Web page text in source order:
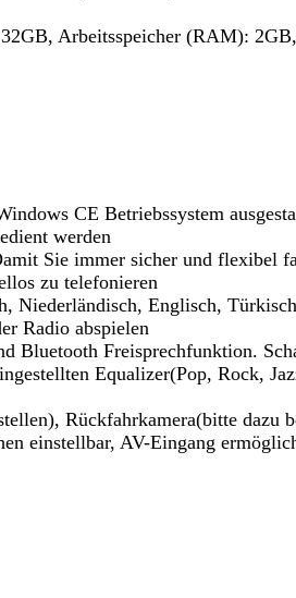
Arbeitsspeicher (RAM):
CE Betriebssystem
werden
Sie immer sicher und flexibel
zu telefonieren
Niederländisch, Englisch,
Radio abspielen
Freisprechfunktion.
Equalizer(Pop, Rock,
Rückfahrkamera(bitte dazu
einstellbar, AV-Eingang